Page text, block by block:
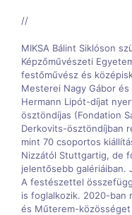
//
MIKSA Bálint Siklóson
Képzőművészeti
festőművész és
Mesterei Nagy Gábor
Hermann Lipót-díjat
ösztöndíjas (Fondation
Derkovits-ösztöndíjban
mint 70 csoportos
Nizzától Stuttgartig, de
jelentősebb galériáiban.
A festészettel
is foglalkozik. 2020-ban
és Műterem-